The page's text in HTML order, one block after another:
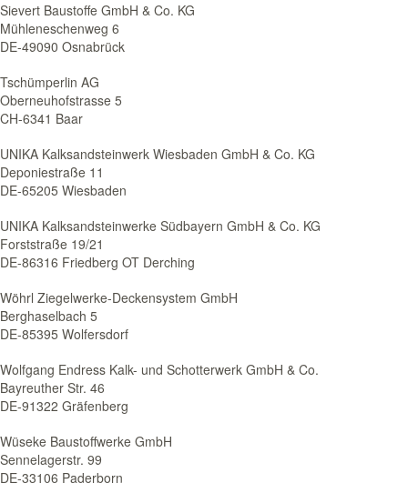
Sievert Baustoffe GmbH & Co. KG
Mühleneschenweg 6
DE-49090 Osnabrück
Tschümperlin AG
Oberneuhofstrasse 5
CH-6341 Baar
UNIKA Kalksandsteinwerk Wiesbaden GmbH & Co. KG
Deponiestraße 11
DE-65205 Wiesbaden
UNIKA Kalksandsteinwerke Südbayern GmbH & Co. KG
Forststraße 19/21
DE-86316 Friedberg OT Derching
Wöhrl Ziegelwerke-Deckensystem GmbH
Berghaselbach 5
DE-85395 Wolfersdorf
Wolfgang Endress Kalk- und Schotterwerk GmbH & Co.
Bayreuther Str. 46
DE-91322 Gräfenberg
Wüseke Baustoffwerke GmbH
Sennelagerstr. 99
DE-33106 Paderborn